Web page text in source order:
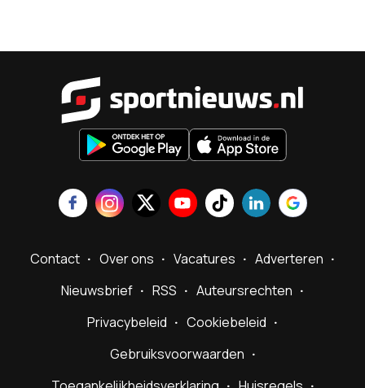
Contact Over ons Vacatures
Adverteren
Nieuwsbrief
RSS
Auteursrechten
Privacybeleid
Cookiebeleid
Gebruiksvoorwaarden